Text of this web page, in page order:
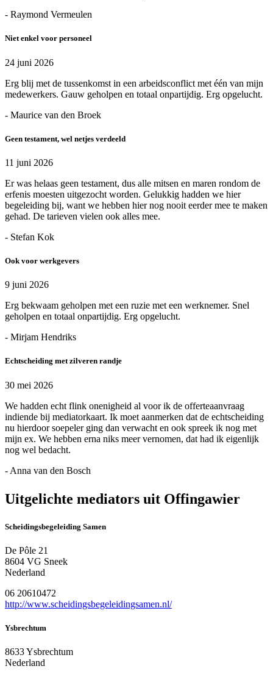
- Raymond Vermeulen
Niet enkel voor personeel
24 juni 2026
Erg blij met de tussenkomst in een arbeidsconflict met één van mijn
medewerkers. Gauw geholpen en totaal onpartijdig. Erg opgelucht.
- Maurice van den Broek
Geen testament, wel netjes verdeeld
11 juni 2026
Er was helaas geen testament, dus alle mitsen en maren rondom de
erfenis moesten uitgezocht worden. Gelukkig hadden we hier
begeleiding bij, want we hebben hier nog nooit eerder mee te maken
gehad. De tarieven vielen ook alles mee.
- Stefan Kok
Ook voor werkgevers
9 juni 2026
Erg bekwaam geholpen met een ruzie met een werknemer. Snel
geholpen en totaal onpartijdig. Erg opgelucht.
- Mirjam Hendriks
Echtscheiding met zilveren randje
30 mei 2026
We hadden echt flink onenigheid al voor ik de offerteaanvraag
indiende bij mediatorkaart. Ik moet aanmerken dat de echtscheiding
nu hierdoor soepeler ging dan verwacht en ook spreek ik nog met
mijn ex. We hebben erna niks meer vernomen, dat had ik eigenlijk
nog wel bedacht.
- Anna van den Bosch
Uitgelichte mediators uit Offingawier
Scheidingsbegeleiding Samen
De Pôle 21
8604 VG Sneek
Nederland
06 20610472
http://www.scheidingsbegeleidingsamen.nl/
Ysbrechtum
8633 Ysbrechtum
Nederland